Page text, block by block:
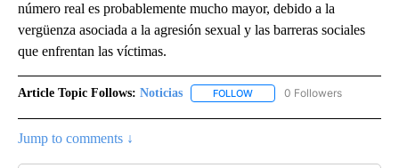
número real es probablemente mucho mayor, debido a la
vergüenza asociada a la agresión sexual y las barreras sociales
que enfrentan las víctimas.
Article Topic Follows: Noticias FOLLOW FOLLOW "NOTICIAS" TO
0 Followers
Jump to comments ↓